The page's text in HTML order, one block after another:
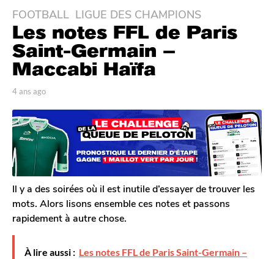
4
a
n
s
a
g
4
a
n
s
a
g
o
FOOTBALL ,LIGUE DES CHAMPIONS
Les notes FFL de Paris
Saint-Germain –
Maccabi Haïfa
p
r
T
o
m
G
a
l
r
o
n
4 ans ago
s
a
Il y a des soirées où il est inutile d’essayer de trouver les
mots. Alors lisons ensemble ces notes et passons
rapidement à autre chose.
À lire aussi : Les notes FFL de Paris Saint-Germain –